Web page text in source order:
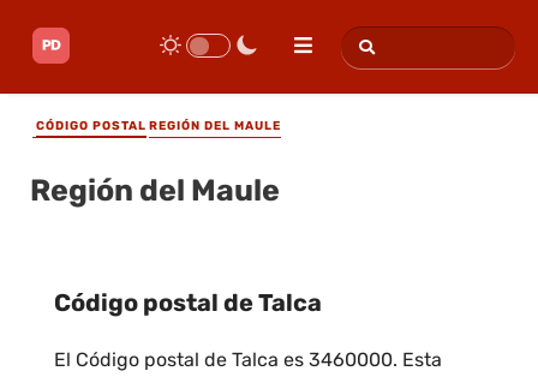
CÓDIGO POSTAL REGIÓN DEL MAULE
Región del Maule
Código postal de Talca
El Código postal de Talca es 3460000. Esta